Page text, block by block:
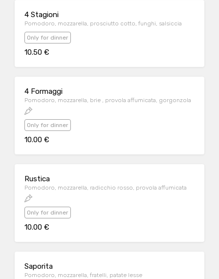
4 Stagioni
Pomodoro, mozzarella, prosciutto cotto, funghi, salsiccia
Only for dinner
10.50 €
4 Formaggi
Pomodoro, mozzarella, brie , provola affumicata, gorgonzola
Only for dinner
10.00 €
Rustica
Pomodoro, mozzarella, radicchio rosso, provola affumicata
Only for dinner
10.00 €
Saporita
Pomodoro, mozzarella, fratelli, patate lesse